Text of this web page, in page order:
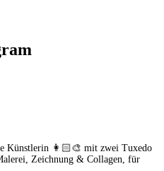
Künstlerin 👩🏻‍🎨 mit zwei Tuxedo
Zeichnung & Collagen, für